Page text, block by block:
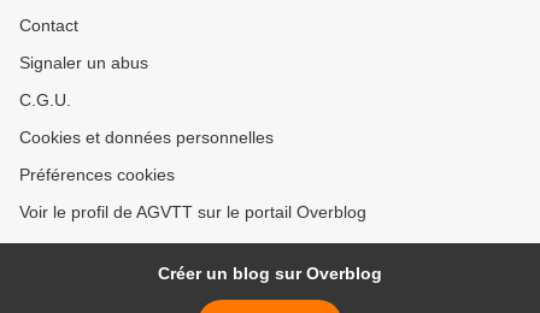
Contact
Signaler un abus
C.G.U.
Cookies et données personnelles
Préférences cookies
Voir le profil de AGVTT sur le portail Overblog
Créer un blog sur Overblog